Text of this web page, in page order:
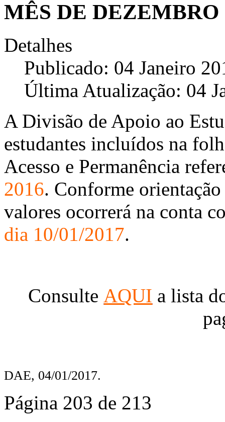
MÊS DE DEZEMBRO
Detalhes
Publicado: 04 Janeiro
Última Atualização: 04
A Divisão de Apoio ao
estudantes incluídos na
Acesso e Permanência
2016. Conforme
valores ocorrerá na conta
dia 10/01/2017.
Consulte AQUI a lista
DAE, 04/01/2017.
Página 203 de 213